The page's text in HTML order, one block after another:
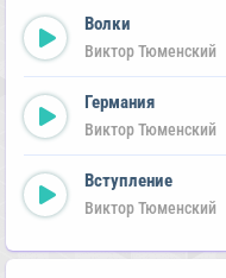
Волки
Виктор Тюменский
Германия
Виктор Тюменский
Вступление
Виктор Тюменский